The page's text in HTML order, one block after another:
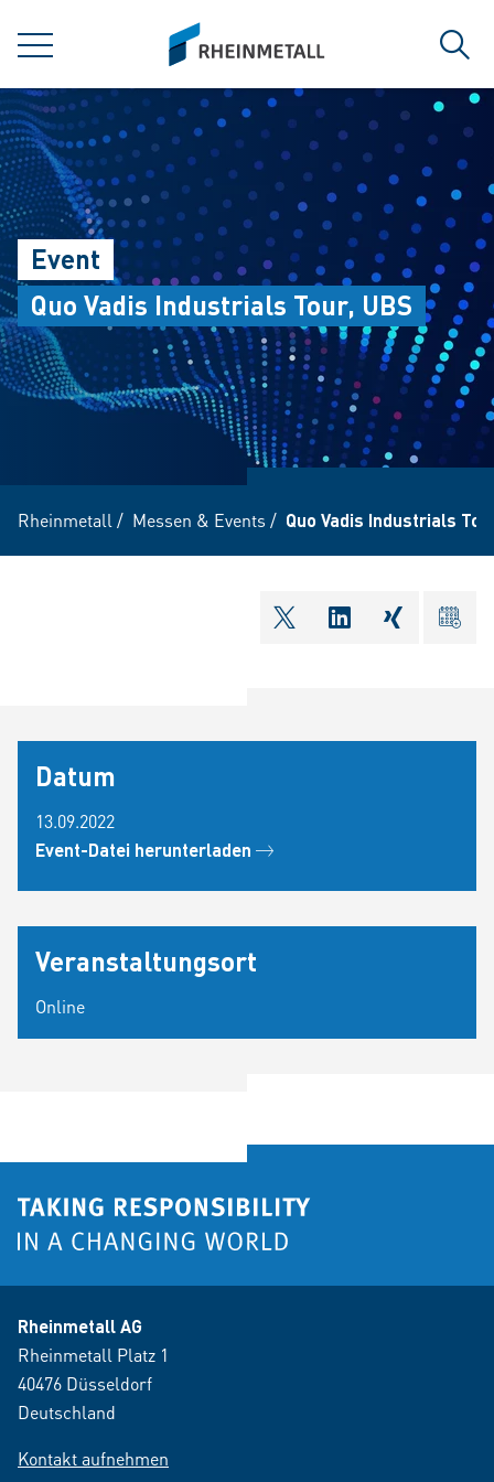
MENÜ
siteLogo
Event
Quo Vadis Industrials Tour, UBS
Rheinmetall / Messen & Events / Quo Vadis Industrials
shareOntwitter ical
Datum
13.09.2022
Event-Datei herunterladen
Veranstaltungsort
Online
Rheinmetall AG
Rheinmetall Platz 1
40476 Düsseldorf
Deutschland
Kontakt aufnehmen